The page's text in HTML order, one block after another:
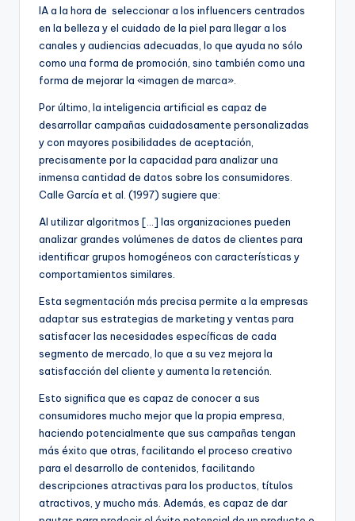
IA a la hora de seleccionar a los influencers centrados
en la belleza y el cuidado de la piel para llegar a los
canales y audiencias adecuadas, lo que ayuda no sólo
como una forma de promoción, sino también como una
forma de mejorar la «imagen de marca».
Por último, la inteligencia artificial es capaz de
desarrollar campañas cuidadosamente personalizadas
y con mayores posibilidades de aceptación,
precisamente por la capacidad para analizar una
inmensa cantidad de datos sobre los consumidores.
Calle García et al. (1997) sugiere que:
Al utilizar algoritmos […] las organizaciones pueden
analizar grandes volúmenes de datos de clientes para
identificar grupos homogéneos con características y
comportamientos similares.
Esta segmentación más precisa permite a la empresas
adaptar sus estrategias de marketing y ventas para
satisfacer las necesidades específicas de cada
segmento de mercado, lo que a su vez mejora la
satisfacción del cliente y aumenta la retención.
Esto significa que es capaz de conocer a sus
consumidores mucho mejor que la propia empresa,
haciendo potencialmente que sus campañas tengan
más éxito que otras, facilitando el proceso creativo
para el desarrollo de contenidos, facilitando
descripciones atractivas para los productos, títulos
atractivos, y mucho más. Además, es capaz de dar